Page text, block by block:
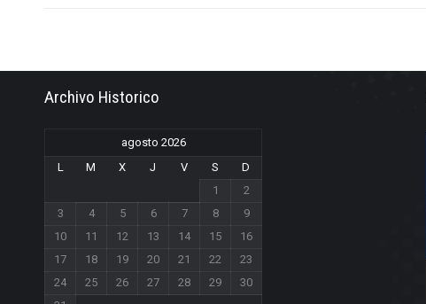
Archivo Historico
agosto 2026
L
M X J V S
D
1
2
3
4 5 6 7 8
9
10
11 12 13 14 15
16
17
18 19 20 21 22
23
24
25 26 27 28 29
30